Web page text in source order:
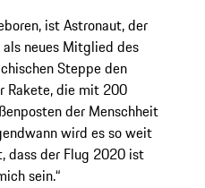
ist Astronaut, der
neues Mitglied des
Steppe den
Rakete, die mit 200
der Menschheit
wird es so weit
dass der Flug 2020 ist
sein.“